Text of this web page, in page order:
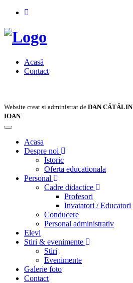
Acasă
Contact
Website creat si administrat de DAN CĂTĂLIN
IOAN
Toggle
navigationAcasa
Despre noi
Istoric
Oferta educationala
Personal
Cadre didactice
Profesori
Invatatori / Educatori
Conducere
Personal administrativ
Elevi
Stiri & evenimente
Stiri
Evenimente
Galerie foto
Contact